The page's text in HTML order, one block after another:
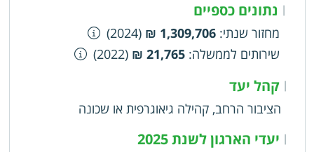
| נתונים כספיים
מחזור שנתי:
1,309,706 ₪
(2024)
שירותים לממשלה:
21,765 ₪
(2022)
|קהל יעד
הציבור הרחב, קהילה גיאוגרפית או שכונה
| יעדי הארגון לשנת 2025